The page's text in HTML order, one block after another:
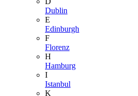
Dublin
E
Edinburgh
F
Florenz
H
Hamburg
I
Istanbul
K